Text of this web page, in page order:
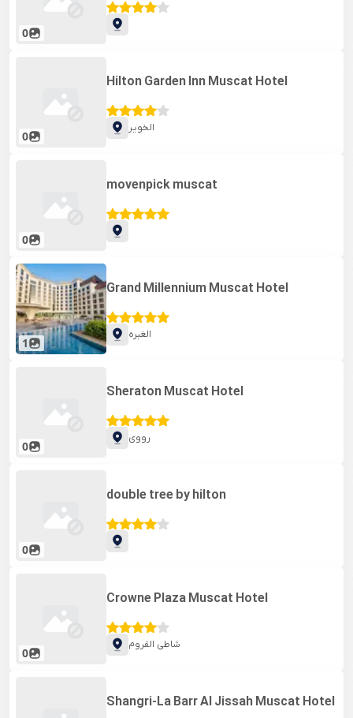
0
0
Hilton Garden Inn Muscat Hotel
الخویر
0
movenpick muscat
1
Grand Millennium Muscat Hotel
الغبره
0
Sheraton Muscat Hotel
رووی
0
double tree by hilton
0
Crowne Plaza Muscat Hotel
شاطی القروم
Shangri-La Barr Al Jissah Muscat Hotel